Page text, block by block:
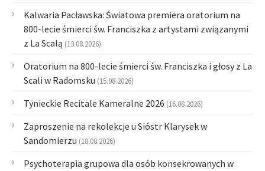
Kalwaria Pacławska: Światowa premiera oratorium na
800-lecie śmierci św. Franciszka z artystami związanymi
z La Scalą (13.08.2026)
Oratorium na 800-lecie śmierci św. Franciszka i głosy z La
Scali w Radomsku (15.08.2026)
Tynieckie Recitale Kameralne 2026 (16.08.2026)
Zaproszenie na rekolekcje u Sióstr Klarysek w
Sandomierzu (18.08.2026)
Psychoterapia grupowa dla osób konsekrowanych w